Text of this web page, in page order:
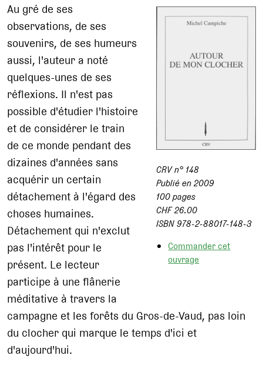
CRV n° 148
Publié en 2009
100 pages
CHF 26.00
ISBN 978-2-88017-148-3
Commander cet
ouvrage
Au gré de ses
observations, de ses
souvenirs, de ses humeurs
aussi, l'auteur a noté
quelques-unes de ses
réflexions. Il n'est pas
possible d'étudier l'histoire
et de considérer le train
de ce monde pendant des
dizaines d'années sans
acquérir un certain
détachement à l'égard des
choses humaines.
Détachement qui n'exclut
pas l'intérêt pour le
présent. Le lecteur
participe à une flânerie
méditative à travers la
campagne et les forêts du Gros-de-Vaud, pas loin
du clocher qui marque le temps d'ici et
d'aujourd'hui.